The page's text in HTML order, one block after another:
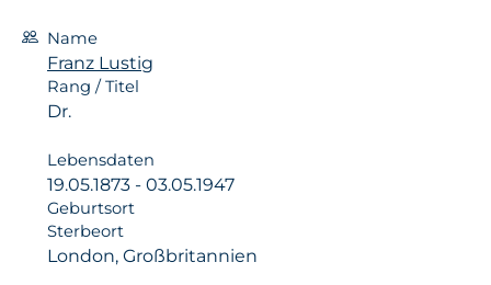
Name
Franz Lustig
Rang / Titel
Dr.
Lebensdaten
19.05.1873 - 03.05.1947
Geburtsort
Sterbeort
London, Großbritannien